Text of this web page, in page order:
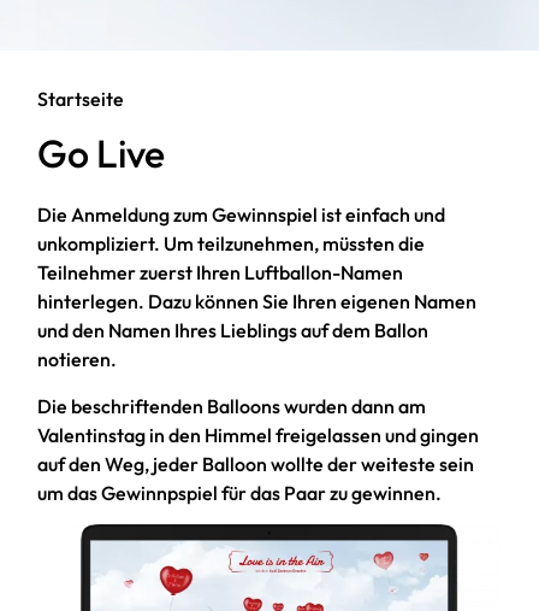
Startseite
Go Live
Die Anmeldung zum Gewinnspiel ist einfach und
unkompliziert. Um teilzunehmen, müssten die
Teilnehmer zuerst Ihren Luftballon-Namen
hinterlegen. Dazu können Sie Ihren eigenen Namen
und den Namen Ihres Lieblings auf dem Ballon
notieren.
Die beschriftenden Balloons wurden dann am
Valentinstag in den Himmel freigelassen und gingen
auf den Weg, jeder Balloon wollte der weiteste sein
um das Gewinnpspiel für das Paar zu gewinnen.